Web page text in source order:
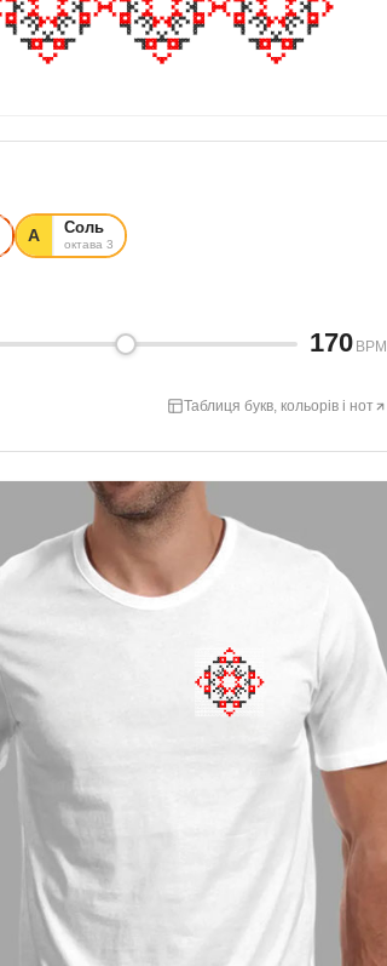
А Соль
октава 3
170 BPM
Таблиця букв, кольорів і нот